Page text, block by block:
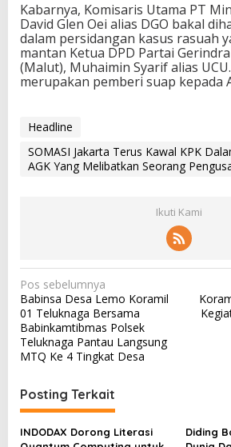
Kabarnya, Komisaris Utama PT
David Glen Oei alias DGO bakal
dalam persidangan kasus rasuah
mantan Ketua DPD Partai
(Malut), Muhaimin Syarif alias
merupakan pemberi suap kepada
Headline
SOMASI Jakarta Terus Kawal KPK
AGK Yang Melibatkan Seorang
Ikuti Kami
N
a
v
i
a
s
i
Pos sebelumnya
Babinsa Desa Lemo Koramil
01 Teluknaga Bersama
Babinkamtibmas Polsek
Teluknaga Pantau Langsung
MTQ Ke 4 Tingkat Desa
Posting Terkait
INDODAX Dorong Literasi
Diding